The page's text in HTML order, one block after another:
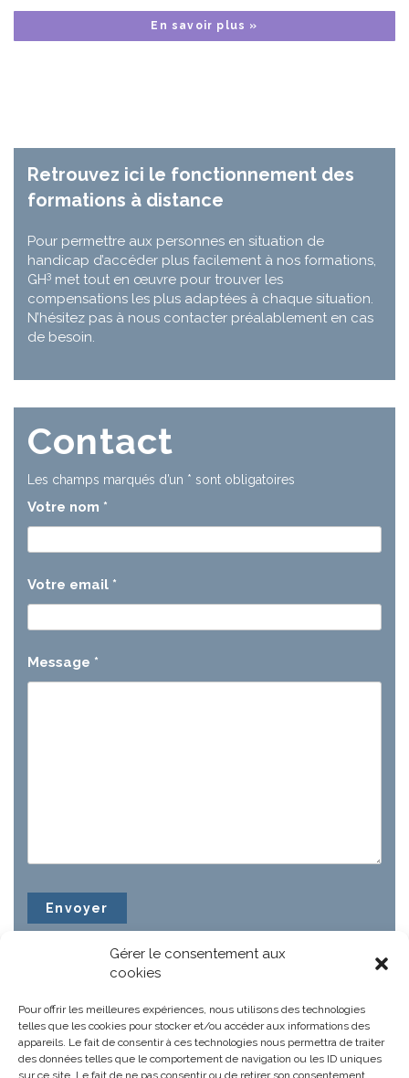
Gérer le consentement aux
cookies
Pour offrir les meilleures expériences, nous utilisons des technologies
telles que les cookies pour stocker et/ou accéder aux informations des
appareils. Le fait de consentir à ces technologies nous permettra de traiter
des données telles que le comportement de navigation ou les ID uniques
sur ce site. Le fait de ne pas consentir ou de retirer son consentement
En savoir plus »
Retrouvez ici le fonctionnement des
formations à distance
Pour permettre aux personnes en situation de
handicap d’accéder plus facilement à nos formations,
GH3 met tout en œuvre pour trouver les
compensations les plus adaptées à chaque situation.
N’hésitez pas à nous contacter préalablement en cas
de besoin.
Contact
Les champs marqués d’un * sont obligatoires
Votre nom *
Votre email *
Message *